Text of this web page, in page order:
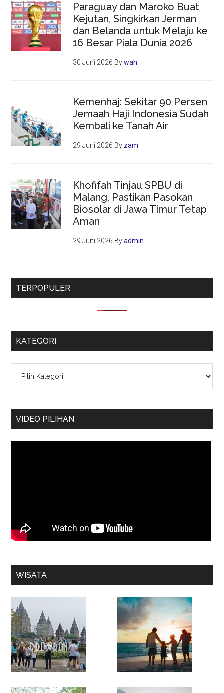
Paraguay dan Maroko Buat
Kejutan, Singkirkan Jerman
dan Belanda untuk Melaju ke
16 Besar Piala Dunia 2026
30 Juni 2026 Bywah
Kemenhaj: Sekitar 90 Persen
Jemaah Haji Indonesia Sudah
Kembali ke Tanah Air
29 Juni 2026 By zam
Khofifah Tinjau SPBU di
Malang, Pastikan Pasokan
Biosolar di Jawa Timur Tetap
Aman
29 Juni 2026 Byadmin
TERPOPULER
KATEGORI
VIDEO PILIHAN
WISATA